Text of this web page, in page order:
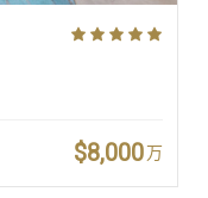
$8,000万